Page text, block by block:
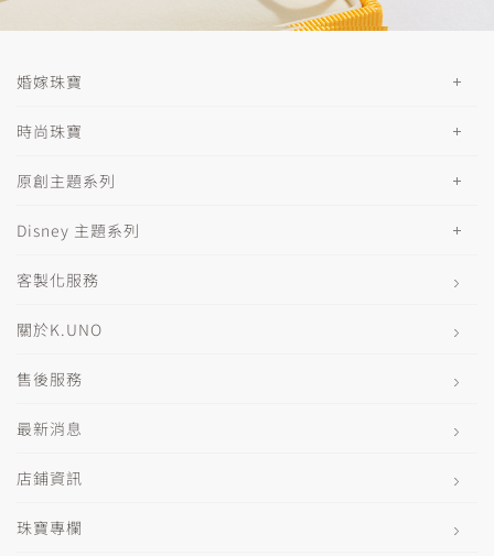
婚嫁珠寶
時尚珠寶
原創主題系列
Disney 主題系列
客製化服務
關於K.UNO
售後服務
最新消息
店鋪資訊
珠寶專欄